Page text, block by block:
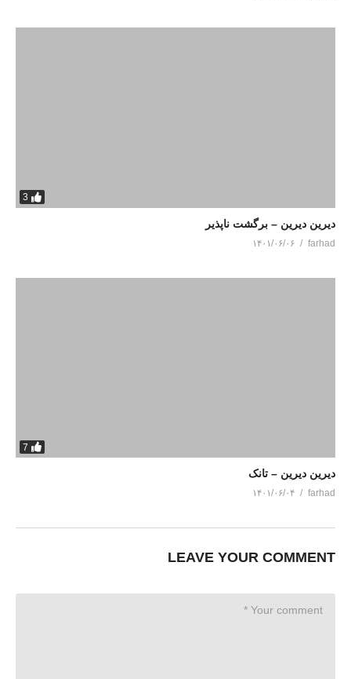
3
دیرین دیرین – برگشت ناپذیر
farhad ۱۴۰۱/۰۶/۰۶
7
دیرین دیرین – تانک
farhad ۱۴۰۱/۰۶/۰۴
LEAVE YOUR COMMENT